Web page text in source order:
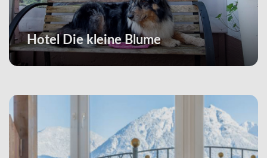
Hotel Die kleine Blume